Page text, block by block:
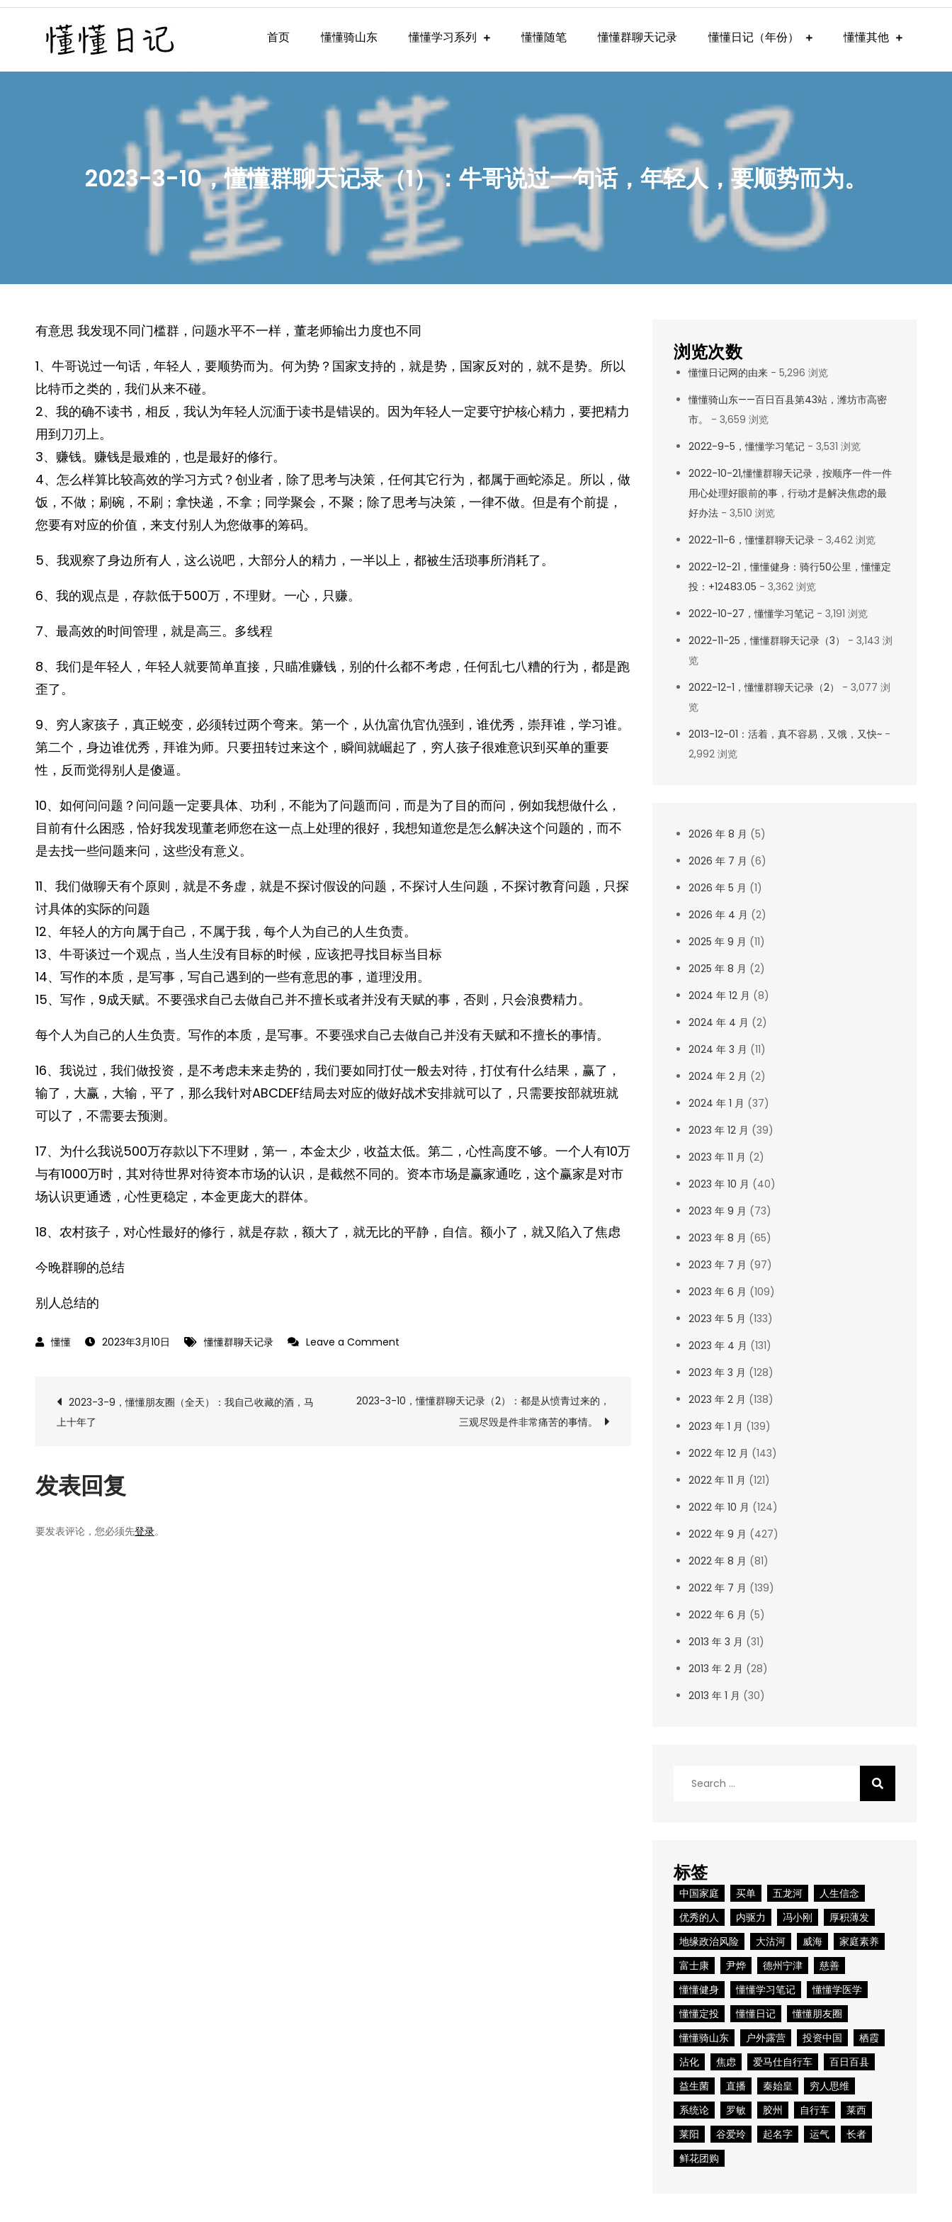
Skip
懂懂日记
懂懂日记网每天同步更新懂懂学习群内容
首页 懂懂骑山东 懂懂学习系列 懂懂随笔 懂懂群聊天记录 懂懂日记（年份） 懂懂其他
2023-3-10，懂懂群聊天记录（1）：牛哥说过一句话，年轻人，要顺势而为。
有意思 我发现不同门槛群，问题水平不一样，董老师输出力度也不同
1、牛哥说过一句话，年轻人，要顺势而为。何为势？国家支持的，就是势，国家反对的，就不是势。所以
比特币之类的，我们从来不碰。
2、我的确不读书，相反，我认为年轻人沉湎于读书是错误的。因为年轻人一定要守护核心精力，要把精力
用到刀刃上。
3、赚钱。赚钱是最难的，也是最好的修行。
4、怎么样算比较高效的学习方式？创业者，除了思考与决策，任何其它行为，都属于画蛇添足。所以，做
饭，不做；刷碗，不刷；拿快递，不拿；同学聚会，不聚；除了思考与决策，一律不做。但是有个前提，
您要有对应的价值，来支付别人为您做事的筹码。
5、我观察了身边所有人，这么说吧，大部分人的精力，一半以上，都被生活琐事所消耗了。
6、我的观点是，存款低于500万，不理财。一心，只赚。
7、最高效的时间管理，就是高三。多线程
8、我们是年轻人，年轻人就要简单直接，只瞄准赚钱，别的什么都不考虑，任何乱七八糟的行为，都是跑
歪了。
9、穷人家孩子，真正蜕变，必须转过两个弯来。第一个，从仇富仇官仇强到，谁优秀，崇拜谁，学习谁。
第二个，身边谁优秀，拜谁为师。只要扭转过来这个，瞬间就崛起了，穷人孩子很难意识到买单的重要
性，反而觉得别人是傻逼。
10、如何问问题？问问题一定要具体、功利，不能为了问题而问，而是为了目的而问，例如我想做什么，
目前有什么困惑，恰好我发现董老师您在这一点上处理的很好，我想知道您是怎么解决这个问题的，而不
是去找一些问题来问，这些没有意义。
11、我们做聊天有个原则，就是不务虚，就是不探讨假设的问题，不探讨人生问题，不探讨教育问题，只探
讨具体的实际的问题
12、年轻人的方向属于自己，不属于我，每个人为自己的人生负责。
13、牛哥谈过一个观点，当人生没有目标的时候，应该把寻找目标当目标
14、写作的本质，是写事，写自己遇到的一些有意思的事，道理没用。
15、写作，9成天赋。不要强求自己去做自己并不擅长或者并没有天赋的事，否则，只会浪费精力。
每个人为自己的人生负责。写作的本质，是写事。不要强求自己去做自己并没有天赋和不擅长的事情。
16、我说过，我们做投资，是不考虑未来走势的，我们要如同打仗一般去对待，打仗有什么结果，赢了，
输了，大赢，大输，平了，那么我针对ABCDEF结局去对应的做好战术安排就可以了，只需要按部就班就
可以了，不需要去预测。
17、为什么我说500万存款以下不理财，第一，本金太少，收益太低。第二，心性高度不够。一个人有10万
与有1000万时，其对待世界对待资本市场的认识，是截然不同的。资本市场是赢家通吃，这个赢家是对市
场认识更通透，心性更稳定，本金更庞大的群体。
18、农村孩子，对心性最好的修行，就是存款，额大了，就无比的平静，自信。额小了，就又陷入了焦虑
今晚群聊的总结
别人总结的
2023年3月10日 懂懂群聊天记录 Leave a Comment
10，
文
导
航
2023-3-9，懂懂朋友圈（全天）：我自己收藏的酒，马
上十年了
2023-3-10，懂懂群聊天记录（2）：都是从愤青过来的，
三观尽毁是件非常痛苦的事情。
发表回复
要发表评论，您必须先登录。
浏览次数
懂懂日记网的由来- 5,296 浏览
懂懂骑山东——百日百县第43站，潍坊市高密
市。
- 3,659 浏览
2022-9-5，懂懂学习笔记- 3,531 浏览
2022-10-21,懂懂群聊天记录，按顺序一件一件
用心处理好眼前的事，行动才是解决焦虑的最
好办法- 3,510 浏览
2022-11-6，懂懂群聊天记录- 3,462 浏览
2022-12-21，懂懂健身：骑行50公里，懂懂定
投：+12483.05 - 3,362 浏览
2022-10-27，懂懂学习笔记- 3,191 浏览
2022-11-25，懂懂群聊天记录（3）
- 3,143 浏
览
2022-12-1，懂懂群聊天记录（2）
- 3,077 浏
览
2013-12-01：活着，真不容易，又饿，又快~-
2,992 浏览
2026 年 8 月 (5)
2026 年 7 月 (6)
2026 年 5 月 (1)
2026 年 4 月 (2)
2025 年 9 月 (11)
2025 年 8 月 (2)
2024 年 12 月 (8)
2024 年 4 月 (2)
2024 年 3 月 (11)
2024 年 2 月 (2)
2024 年 1 月 (37)
2023 年 12 月 (39)
2023 年 11 月 (2)
2023 年 10 月 (40)
2023 年 9 月 (73)
2023 年 8 月 (65)
2023 年 7 月 (97)
2023 年 6 月 (109)
2023 年 5 月 (133)
2023 年 4 月 (131)
2023 年 3 月 (128)
2023 年 2 月 (138)
2023 年 1 月 (139)
2022 年 12 月 (143)
2022 年 11 月 (121)
2022 年 10 月 (124)
2022 年 9 月 (427)
2022 年 8 月 (81)
2022 年 7 月 (139)
2022 年 6 月 (5)
2013 年 3 月 (31)
2013 年 2 月 (28)
2013 年 1 月 (30)
标签
中国家庭 买单 五龙河
人生信念
优秀的人
内驱力 冯小刚
厚积薄发
地缘政治风险
大沽河 威海
家庭素养
富士康
尹烨 德州宁津
慈善
懂懂健身
懂懂学习笔记
懂懂学医学
懂懂定投
懂懂日记
懂懂朋友圈
懂懂骑山东
户外露营 投资中国
栖霞
沾化
焦虑 爱马仕自行车
百日百县
益生菌
直播 秦始皇
穷人思维
系统论
罗敏 胶州 自行车
莱西
莱阳
谷爱玲 起名字 运气
长者
鲜花团购